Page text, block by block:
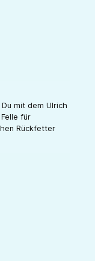
mit dem Ulrich
für
Rückfetter